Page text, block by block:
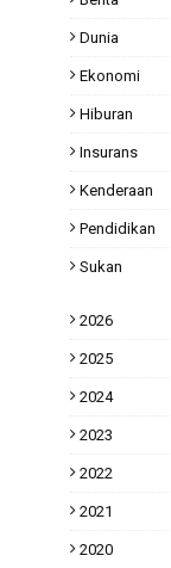
Dunia
Ekonomi
Hiburan
Insurans
Kenderaan
Pendidikan
Sukan
2026
2025
2024
2023
2022
2021
2020